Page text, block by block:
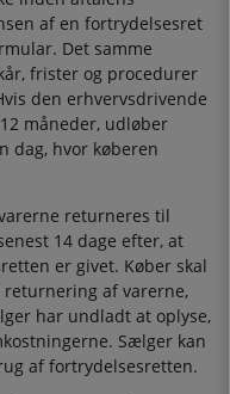
af en fortrydelsesret
Det samme
frister og procedurer
den erhvervsdrivende
måneder, udløber
dag, hvor køberen
returneres til
14 dage efter, at
er givet. Køber skal
af varerne,
har undladt at oplyse,
Sælger kan
af fortrydelsesretten.